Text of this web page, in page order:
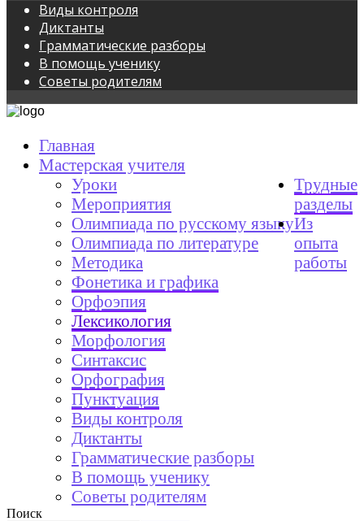
Виды контроля
Диктанты
Грамматические разборы
В помощь ученику
Советы родителям
Главная
Мастерская учителя
Уроки
Мероприятия
Олимпиада по русскому языку
Олимпиада по литературе
Методика
Трудные
разделы
Фонетика и графика
Орфоэпия
Лексикология
Морфология
Синтаксис
Орфография
Пунктуация
Из
опыта
работы
Виды контроля
Диктанты
Грамматические разборы
В помощь ученику
Советы родителям
Поиск